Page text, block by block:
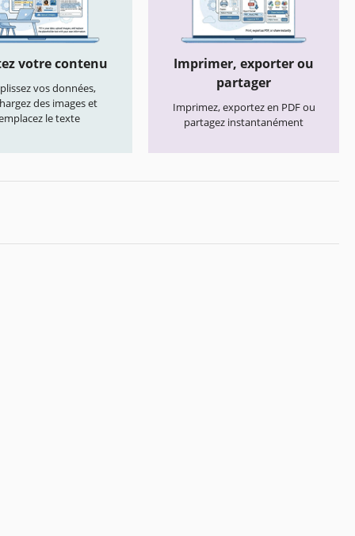
votre contenu
vos données,
des images et
le texte
Imprimer, exporter ou
partager
Imprimez, exportez en PDF ou
partagez instantanément